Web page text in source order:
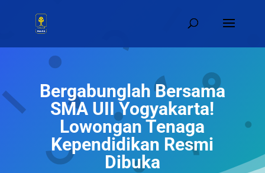
Bergabunglah Bersama
SMA UII Yogyakarta!
Lowongan Tenaga
Kependidikan Resmi
Dibuka